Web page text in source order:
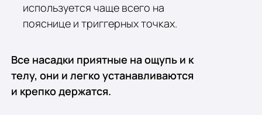
используется чаще всего на
пояснице и триггерных точках.
Все насадки приятные на ощупь и к
телу, они и легко устанавливаются
и крепко держатся.